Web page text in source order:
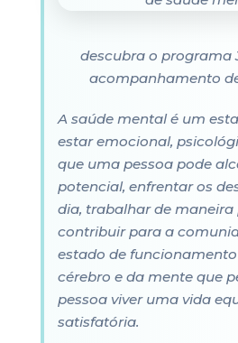
descubra o programa
acompanhamento
A saúde mental é um
estar emocional,
que uma pessoa pode
potencial, enfrentar os
dia, trabalhar de maneira
contribuir para a
estado de
cérebro e da mente que
pessoa viver uma vida
satisfatória.